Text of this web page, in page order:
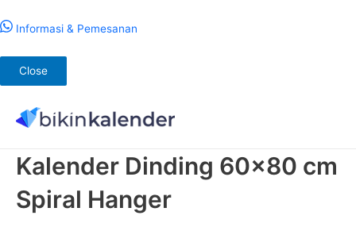
Informasi & Pemesanan
Close
konten
Kalender Dinding 60×80 cm
Spiral Hanger